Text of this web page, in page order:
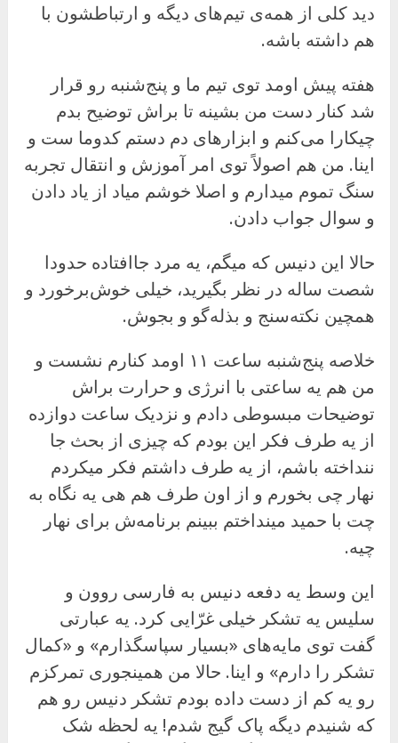
دید کلی از همه‌ی تیم‌های دیگه و ارتباطشون با
هم داشته باشه.
هفته پیش اومد توی تیم ما و پنج‌شنبه رو قرار
شد کنار دست من بشینه تا براش توضیح بدم
چیکارا می‌کنم و ابزارهای دم دستم کدوما ست و
اینا. من هم اصولاً توی امر آموزش و انتقال تجربه
سنگ تموم میدارم و اصلا خوشم میاد از یاد دادن
و سوال جواب دادن.
حالا این دنیس که میگم، یه مرد جاافتاده حدودا
شصت ساله در نظر بگیرید، خیلی خوش‌برخورد و
همچین نکته‌سنج و بذله‌گو و بجوش.
خلاصه پنج‌شنبه ساعت ۱۱ اومد کنارم نشست و
من هم یه ساعتی با انرژی و حرارت براش
توضیحات مبسوطی دادم و نزدیک ساعت دوازده
از یه طرف فکر این بودم که چیزی از بحث جا
ننداخته باشم، از یه طرف داشتم فکر میکردم
نهار چی بخورم و از اون طرف هم هی یه نگاه به
چت با حمید مینداختم ببینم برنامه‌ش برای نهار
چیه.
این وسط یه دفعه دنیس به فارسی روون و
سلیس یه تشکر خیلی غرّایی کرد. یه عبارتی
گفت توی مایه‌های «بسیار سپاسگذارم» و «کمال
تشکر را دارم» و اینا. حالا من همینجوری تمرکزم
رو یه کم از دست داده بودم تشکر دنیس رو هم
که شنیدم دیگه پاک گیج شدم! یه لحظه شک